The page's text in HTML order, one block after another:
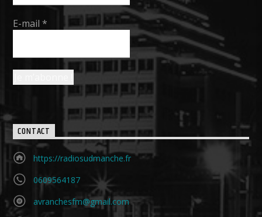
E-mail*
CONTACT
https://radiosudmanche.fr
0609564187
avranchesfm@gmail.com